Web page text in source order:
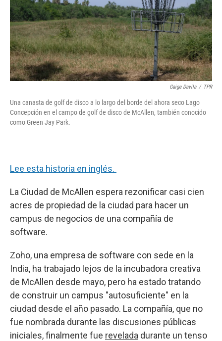
Gaige Davila / TPR
Una canasta de golf de disco a lo largo del borde del ahora seco Lago
Concepción en el campo de golf de disco de McAllen, también conocido
como Green Jay Park.
Lee esta historia en inglés.
La Ciudad de McAllen espera rezonificar casi cien
acres de propiedad de la ciudad para hacer un
campus de negocios de una compañía de
software.
Zoho, una empresa de software con sede en la
India, ha trabajado lejos de la incubadora creativa
de McAllen desde mayo, pero ha estado tratando
de construir un campus "autosuficiente" en la
ciudad desde el año pasado. La compañía, que no
fue nombrada durante las discusiones públicas
iniciales, finalmente fue revelada durante un tenso